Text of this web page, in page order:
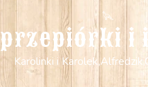
przepiórki i
Karolinki i